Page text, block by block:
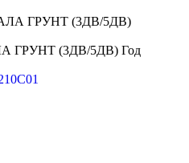
ГРУНТ (3ДВ/5ДВ) Год